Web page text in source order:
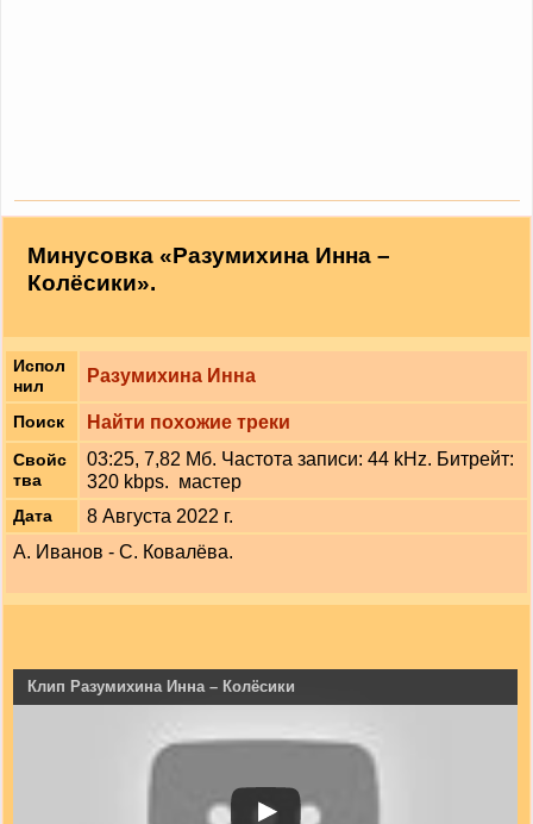
Минусовка «Разумихина Инна –
Колёсики».
Испол
нил
Разумихина Инна
Поиск Найти похожие треки
Свойс
тва
03:25, 7,82 Мб. Частота записи: 44 kHz. Битрейт:
320 kbps. мастер
Дата
8 Августа 2022 г.
А. Иванов - С. Ковалёва.
Клип Разумихина Инна – Колёсики